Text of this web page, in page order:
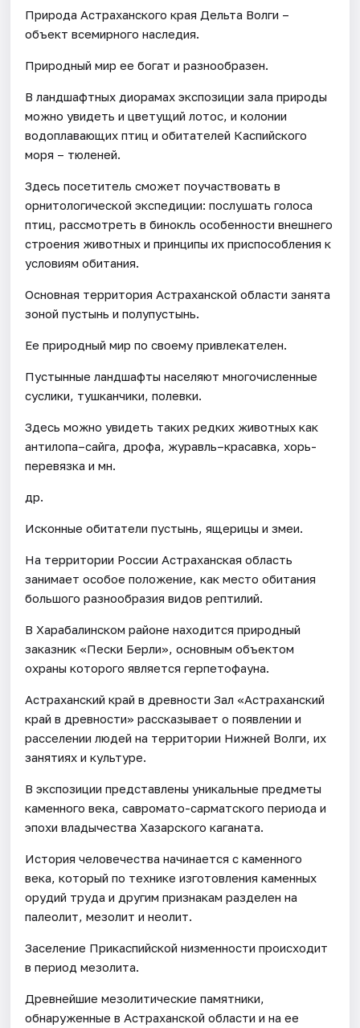
Природа Астраханского края Дельта Волги –
объект всемирного наследия.
Природный мир ее богат и разнообразен.
В ландшафтных диорамах экспозиции зала природы
можно увидеть и цветущий лотос, и колонии
водоплавающих птиц и обитателей Каспийского
моря – тюленей.
Здесь посетитель сможет поучаствовать в
орнитологической экспедиции: послушать голоса
птиц, рассмотреть в бинокль особенности внешнего
строения животных и принципы их приспособления к
условиям обитания.
Основная территория Астраханской области занята
зоной пустынь и полупустынь.
Ее природный мир по своему привлекателен.
Пустынные ландшафты населяют многочисленные
суслики, тушканчики, полевки.
Здесь можно увидеть таких редких животных как
антилопа–сайга, дрофа, журавль–красавка, хорь-
перевязка и мн.
др.
Исконные обитатели пустынь, ящерицы и змеи.
На территории России Астраханская область
занимает особое положение, как место обитания
большого разнообразия видов рептилий.
В Харабалинском районе находится природный
заказник «Пески Берли», основным объектом
охраны которого является герпетофауна.
Астраханский край в древности Зал «Астраханский
край в древности» рассказывает о появлении и
расселении людей на территории Нижней Волги, их
занятиях и культуре.
В экспозиции представлены уникальные предметы
каменного века, савромато-сарматского периода и
эпохи владычества Хазарского каганата.
История человечества начинается с каменного
века, который по технике изготовления каменных
орудий труда и другим признакам разделен на
палеолит, мезолит и неолит.
Заселение Прикаспийской низменности происходит
в период мезолита.
Древнейшие мезолитические памятники,
обнаруженные в Астраханской области и на ее